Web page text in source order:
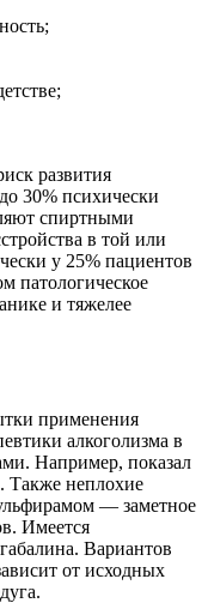
развития
30% психически
спиртными
в той или
у 25% пациентов
патологическое
и тяжелее
применения
алкоголизма в
Например, показал
Также неплохие
— заметное
Имеется
Вариантов
от исходных